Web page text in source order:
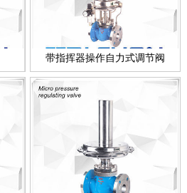
带指挥器操作自力式调节阀